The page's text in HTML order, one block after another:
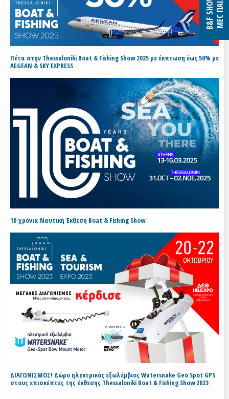
Πέτα στην Thessaloniki Boat & Fishing Show 2025 με έκπτωση έως 50% με
AEGEAN & SKY EXPRESS
10 χρόνια Ναυτική Έκθεση Boat & Fishing Show
ΔΙΑΓΩΝΙΣΜΟΣ! Δώρο ηλεκτρικός εξωλέμβιος Watersnake Geo Spot GPS
στους επισκέπτες της έκθεσης Thessaloniki Boat & Fishing Show 2023